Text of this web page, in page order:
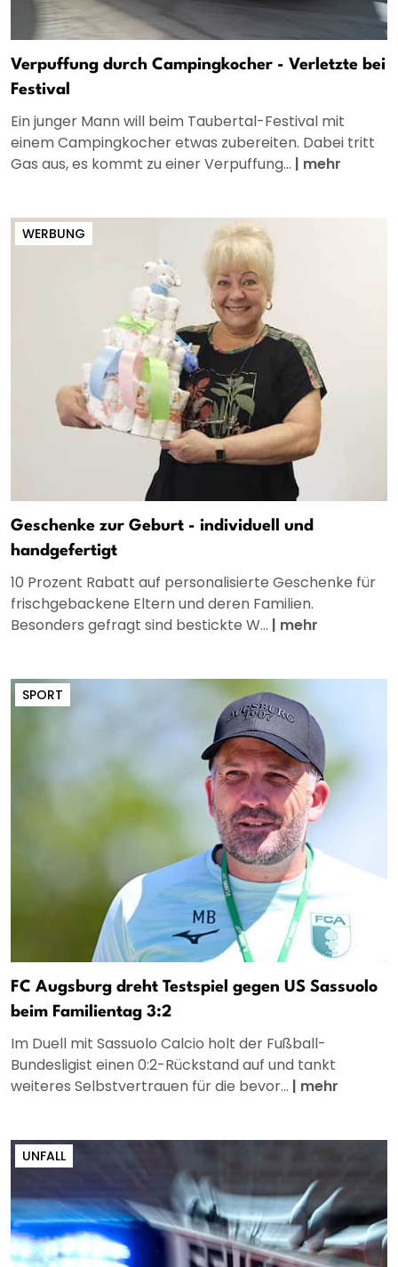
Verpuffung durch Campingkocher - Verletzte bei
Festival
Ein junger Mann will beim Taubertal-Festival mit
einem Campingkocher etwas zubereiten. Dabei tritt
Gas aus, es kommt zu einer Verpuffung... | mehr
WERBUNG
Geschenke zur Geburt - individuell und
handgefertigt
10 Prozent Rabatt auf personalisierte Geschenke für
frischgebackene Eltern und deren Familien.
Besonders gefragt sind bestickte W... | mehr
SPORT
FC Augsburg dreht Testspiel gegen US Sassuolo
beim Familientag 3:2
Im Duell mit Sassuolo Calcio holt der Fußball-
Bundesligist einen 0:2-Rückstand auf und tankt
weiteres Selbstvertrauen für die bevor... | mehr
UNFALL